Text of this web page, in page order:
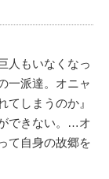
人もいなくなっ
一派達。オニャ
てしまうのか』
できない。…オ
て自身の故郷を